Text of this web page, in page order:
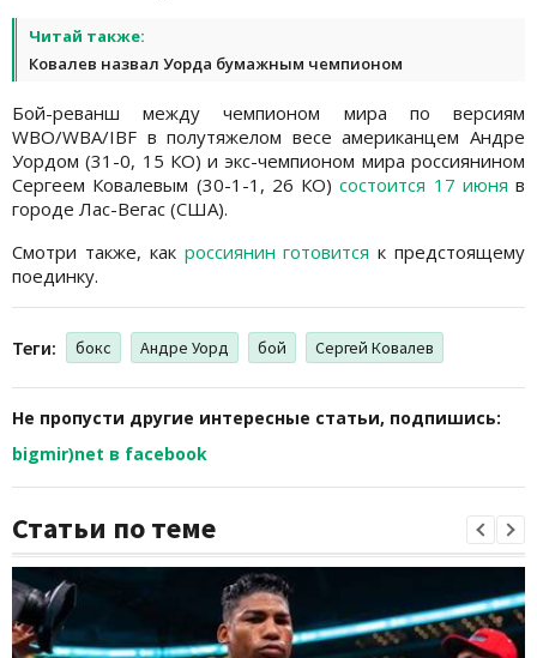
Читай также:
Ковалев назвал Уорда бумажным чемпионом
Бой-реванш между чемпионом мира по версиям
WBO/WBA/IBF в полутяжелом весе американцем Андре
Уордом (31-0, 15 КО) и экс-чемпионом мира россиянином
Сергеем Ковалевым (30-1-1, 26 КО)состоится 17 июня в
городе Лас-Вегас (США).
Смотри также, как россиянин готовится к предстоящему
поединку.
Теги: бокс Андре Уорд бой Сергей Ковалев
Не пропусти другие интересные статьи, подпишись:
bigmir)net в facebook
Статьи по теме